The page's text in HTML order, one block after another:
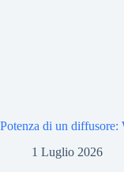
Potenza di un diffusore:
1 Luglio 2026